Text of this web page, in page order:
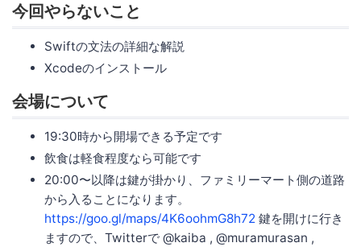
今回やらないこと
Swiftの文法の詳細な解説
Xcodeのインストール
会場について
19:30時から開場できる予定です
飲食は軽食程度なら可能です
20:00〜以降は鍵が掛かり、ファミリーマート側の道路
から入ることになります。
https://goo.gl/maps/4K6oohmG8h72 鍵を開けに行き
ますので、Twitterで @kaiba , @muramurasan ,